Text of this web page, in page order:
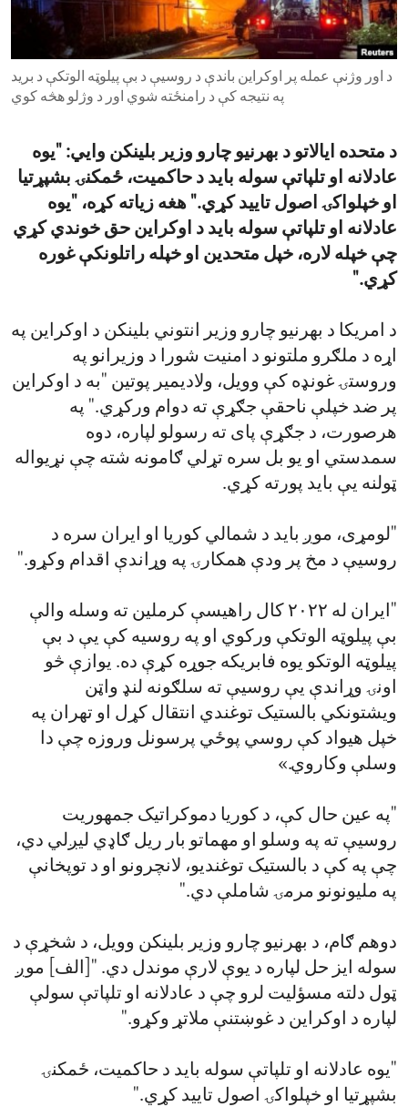
ENVIRONMENT AND HEALTH
IDEALS AND INSTITUTIONS
د اور وژنې عمله پر اوکراین باندې د روسیې د بې پیلوټه الوتکې د برید
په نتیجه کې د رامنځته شوي اور د وژلو هڅه کوي
د متحده ایالاتو د بهرنیو چارو وزیر بلینکن وایي: "یوه
عادلانه او تلپاتې سوله باید د حاکمیت، ځمکنۍ بشپړتیا
او خپلواکۍ اصول تایید کړي." هغه زیاته کړه، "یوه
عادلانه او تلپاتې سوله باید د اوکراین حق خوندي کړي
چې خپله لاره، خپل متحدین او خپله راتلونکې غوره
کړي."
د امریکا د بهرنیو چارو وزیر انتوني بلینکن د اوکراین په
اړه د ملګرو ملتونو د امنیت شورا د وزیرانو په
وروستۍ غونډه کې وویل، ولادیمیر پوتین "به د اوکراین
پر ضد خپلې ناحقې جګړې ته دوام ورکړي." په
هرصورت، د جګړې پای ته رسولو لپاره، دوه
سمدستي او یو بل سره تړلي ګامونه شته چې نړیواله
ټولنه یې باید پورته کړي.
"لومړی، موږ باید د شمالي کوریا او ایران سره د
روسیې د مخ پر ودې همکارۍ په وړاندې اقدام وکړو."
"ایران له ۲۰۲۲ کال راهیسې کرملین ته وسله والې
بې پیلوټه الوتکې ورکوي او په روسیه کې یې د بې
پیلوټه الوتکو یوه فابریکه جوړه کړې ده. یوازې څو
اونۍ وړاندې یې روسیې ته سلګونه لنډ واټن
ویشتونکي بالستیک توغندي انتقال کړل او تهران په
خپل هیواد کې روسي پوځي پرسونل وروزه چې دا
وسلې وکاروي.»
"په عین حال کې، د کوریا دموکراتیک جمهوریت
روسیې ته په وسلو او مهماتو بار ریل ګاډي لیږلي دي،
چې په کې د بالستیک توغندیو، لانچرونو او د توپخانې
په ملیونونو مرمۍ شاملې دي."
دوهم ګام، د بهرنیو چارو وزیر بلینکن وویل، د شخړې د
سوله ایز حل لپاره د یوې لارې موندل دي. "[الف] موږ
ټول دلته مسؤلیت لرو چې د عادلانه او تلپاتې سولې
لپاره د اوکراین د غوښتنې ملاتړ وکړو."
"یوه عادلانه او تلپاتې سوله باید د حاکمیت، ځمکنۍ
بشپړتیا او خپلواکۍ اصول تایید کړي."